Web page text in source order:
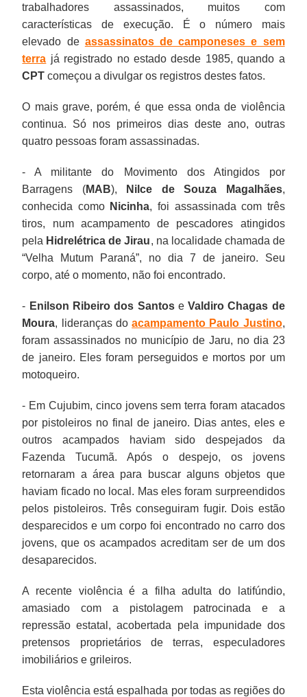
trabalhadores assassinados, muitos com
características de execução. É o número mais
elevado de assassinatos de camponeses e sem
terra já registrado no estado desde 1985, quando a
CPT começou a divulgar os registros destes fatos.
O mais grave, porém, é que essa onda de violência
continua. Só nos primeiros dias deste ano, outras
quatro pessoas foram assassinadas.
- A militante do Movimento dos Atingidos por
Barragens (MAB), Nilce de Souza Magalhães,
conhecida como Nicinha, foi assassinada com três
tiros, num acampamento de pescadores atingidos
pela Hidrelétrica de Jirau, na localidade chamada de
“Velha Mutum Paraná”, no dia 7 de janeiro. Seu
corpo, até o momento, não foi encontrado.
- Enilson Ribeiro dos SantoseValdiro Chagas de
Moura, lideranças doacampamento Paulo Justino,
foram assassinados no município de Jaru, no dia 23
de janeiro. Eles foram perseguidos e mortos por um
motoqueiro.
- Em Cujubim, cinco jovens sem terra foram atacados
por pistoleiros no final de janeiro. Dias antes, eles e
outros acampados haviam sido despejados da
Fazenda Tucumã. Após o despejo, os jovens
retornaram a área para buscar alguns objetos que
haviam ficado no local. Mas eles foram surpreendidos
pelos pistoleiros. Três conseguiram fugir. Dois estão
desparecidos e um corpo foi encontrado no carro dos
jovens, que os acampados acreditam ser de um dos
desaparecidos.
A recente violência é a filha adulta do latifúndio,
amasiado com a pistolagem patrocinada e a
repressão estatal, acobertada pela impunidade dos
pretensos proprietários de terras, especuladores
imobiliários e grileiros.
Esta violência está espalhada por todas as regiões do